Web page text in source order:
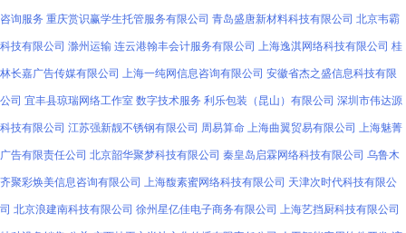
咨询服务 重庆赏识赢学生托管服务有限公司 青岛盛唐新材料科技有限公司 北京韦霸
科技有限公司 滁州运输 连云港翰丰会计服务有限公司 上海逸淇网络科技有限公司 桂
林长嘉广告传媒有限公司 上海一纯网信息咨询有限公司 安徽省杰之盛信息科技有限
公司 宜丰县琼瑞网络工作室 数字技术服务 利乐包装（昆山）有限公司 深圳市伟达源
科技有限公司 江苏强新靓不锈钢有限公司 周易算命 上海曲翼贸易有限公司 上海魅菁
广告有限责任公司 北京韶华聚梦科技有限公司 秦皇岛启霖网络科技有限公司 乌鲁木
齐聚彩焕美信息咨询有限公司 上海馥素蜜网络科技有限公司 天津次时代科技有限公
司 北京浪建南科技有限公司 徐州星亿佳电子商务有限公司 上海艺挡厨科技有限公司